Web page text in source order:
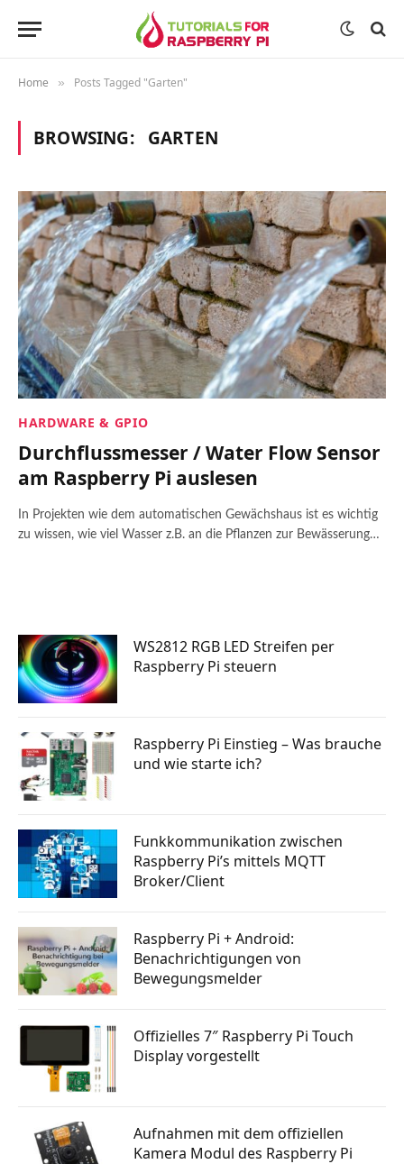
Home » Posts Tagged "Garten"
BROWSING: GARTEN
HARDWARE & GPIO
Durchflussmesser / Water Flow Sensor
am Raspberry Pi auslesen
In Projekten wie dem automatischen Gewächshaus ist es wichtig
zu wissen, wie viel Wasser z.B. an die Pflanzen zur Bewässerung…
WS2812 RGB LED Streifen per
Raspberry Pi steuern
Raspberry Pi Einstieg – Was brauche
und wie starte ich?
Funkkommunikation zwischen
Raspberry Pi’s mittels MQTT
Broker/Client
Raspberry Pi + Android:
Benachrichtigungen von
Bewegungsmelder
Offizielles 7″ Raspberry Pi Touch
Display vorgestellt
Aufnahmen mit dem offiziellen
Kamera Modul des Raspberry Pi